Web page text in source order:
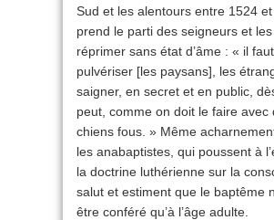
Sud et les alentours entre 1524
prend le parti des seigneurs et
réprimer sans état d’âme : « il faut
pulvériser [les paysans], les
saigner, en secret et en public,
peut, comme on doit le faire avec
chiens fous. » Même
les anabaptistes, qui poussent à
la doctrine luthérienne sur la
salut et estiment que le baptême
être conféré qu’à l’âge adulte.